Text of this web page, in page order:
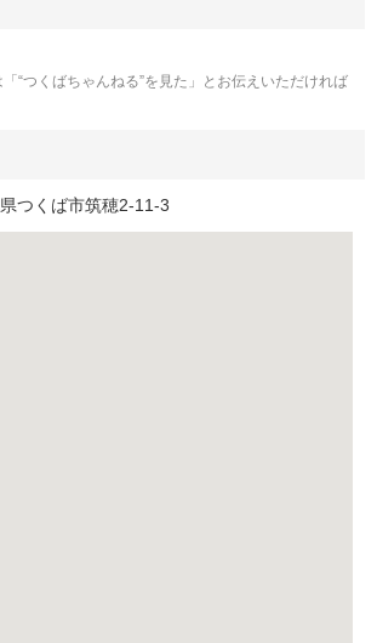
“つくばちゃんねる”を見た」とお伝えいただければ
つくば市筑穂2-11-3